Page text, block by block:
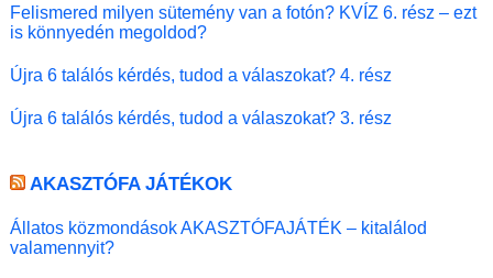
Felismered milyen sütemény van a fotón? KVÍZ 6. rész – ezt
is könnyedén megoldod?
Újra 6 találós kérdés, tudod a válaszokat? 4. rész
Újra 6 találós kérdés, tudod a válaszokat? 3. rész
AKASZTÓFA JÁTÉKOK
Állatos közmondások AKASZTÓFAJÁTÉK – kitalálod
valamennyit?